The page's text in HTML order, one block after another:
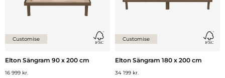
Customise
Elton Sängram 90 x 200 cm
16 999 kr.
Customise
Elton Sängram 180 x 200 cm
34 199 kr.